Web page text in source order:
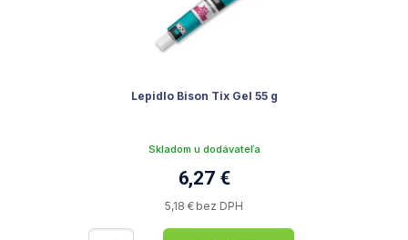
Lepidlo Bison Tix Gel 55 g
Skladom u dodávateľa
6,27 €
5,18 € bez DPH